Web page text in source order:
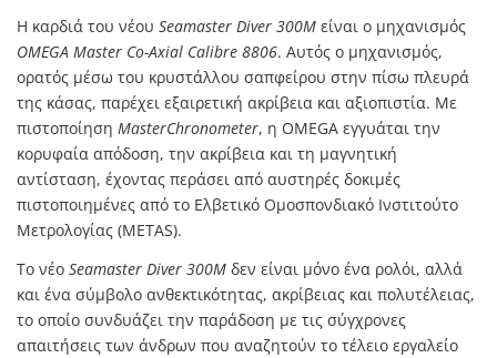
Η καρδιά του νέου Seamaster Diver 300M είναι ο μηχανισμός
OMEGA Master Co-Axial Calibre 8806. Αυτός ο μηχανισμός,
ορατός μέσω του κρυστάλλου σαπφείρου στην πίσω πλευρά
της κάσας, παρέχει εξαιρετική ακρίβεια και αξιοπιστία. Με
πιστοποίηση MasterChronometer, η OMEGA εγγυάται την
κορυφαία απόδοση, την ακρίβεια και τη μαγνητική
αντίσταση, έχοντας περάσει από αυστηρές δοκιμές
πιστοποιημένες από το Ελβετικό Ομοσπονδιακό Ινστιτούτο
Μετρολογίας (METAS).
Το νέο Seamaster Diver 300M δεν είναι μόνο ένα ρολόι, αλλά
και ένα σύμβολο ανθεκτικότητας, ακρίβειας και πολυτέλειας,
το οποίο συνδυάζει την παράδοση με τις σύγχρονες
απαιτήσεις των άνδρων που αναζητούν το τέλειο εργαλείο